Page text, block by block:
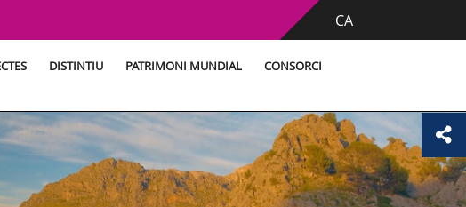
CA
DISTINTIU PATRIMONI MUNDIAL CONSORCI